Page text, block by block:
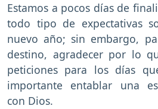
Estamos a pocos días de
todo tipo de expectativas
nuevo año; sin embargo,
destino, agradecer por lo
peticiones para los días
importante entablar una
con Dios.